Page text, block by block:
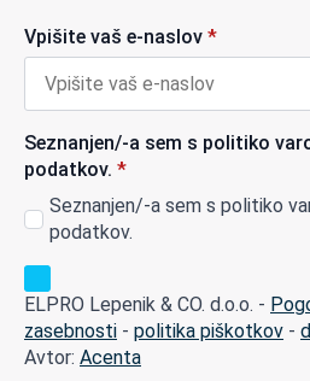
Vpišite vaš e-naslov *
Seznanjen/-a sem s politiko
podatkov. *
Seznanjen/-a sem s politiko
podatkov.
ELPRO Lepenik & CO. d.o.o. -
zasebnosti - politika piškotkov -
Avtor: Acenta